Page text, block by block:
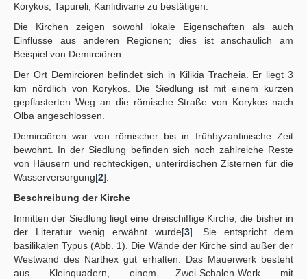
Korykos, Tapureli, Kanlıdivane zu bestätigen.
Die Kirchen zeigen sowohl lokale Eigenschaften als auch
Einflüsse aus anderen Regionen; dies ist anschaulich am
Beispiel von Demirciören.
Der Ort Demirciören befindet sich in Kilikia Tracheia. Er liegt 3
km nördlich von Korykos. Die Siedlung ist mit einem kurzen
gepflasterten Weg an die römische Straße von Korykos nach
Olba angeschlossen.
Demirciören war von römischer bis in frühbyzantinische Zeit
bewohnt. In der Siedlung befinden sich noch zahlreiche Reste
von Häusern und rechteckigen, unterirdischen Zisternen für die
Wasserversorgung[2].
Beschreibung der Kirche
Inmitten der Siedlung liegt eine dreischiffige Kirche, die bisher in
der Literatur wenig erwähnt wurde[3]. Sie entspricht dem
basilikalen Typus (Abb. 1). Die Wände der Kirche sind außer der
Westwand des Narthex gut erhalten. Das Mauerwerk besteht
aus Kleinquadern, einem Zwei-Schalen-Werk mit